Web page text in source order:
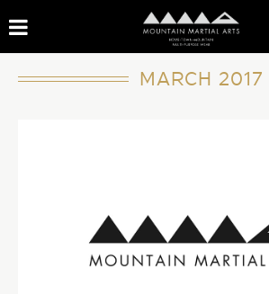
MARCH 2017